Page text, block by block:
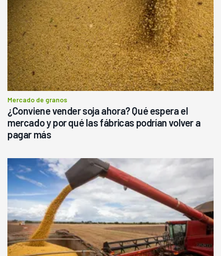
Mercado de granos
¿Conviene vender soja ahora? Qué espera el
mercado y por qué las fábricas podrían volver a
pagar más